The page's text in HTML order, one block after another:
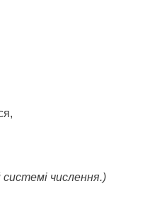
системі числення.)